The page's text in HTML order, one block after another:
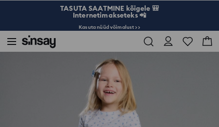
TASUTA SAATMINE kõigele 🎒
Internetimakseteks 📲
Kasuta nüüd võimalust >>
Tüdrukud 3-10 Laiad retuusid mustriga